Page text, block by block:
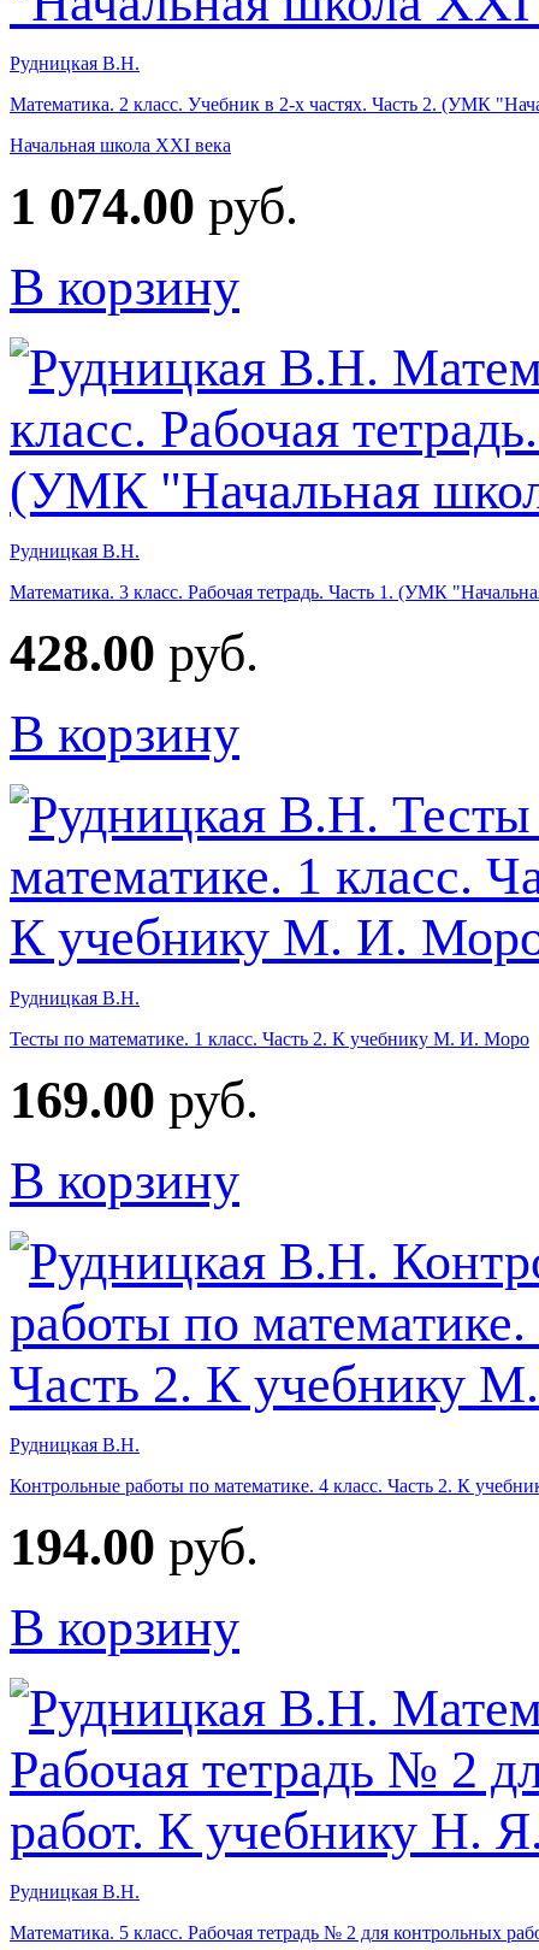
Рудницкая В.Н.
Математика. 2 класс. Учебник в 2-х частях. Часть 2. (УМК
Начальная школа XXI века
1 074.00 руб.
В корзину
Рудницкая В.Н.
Математика. 3 класс. Рабочая тетрадь. Часть 1. (УМК
428.00 руб.
В корзину
Рудницкая В.Н.
Тесты по математике. 1 класс. Часть 2. К учебнику М. И. Моро
169.00 руб.
В корзину
Рудницкая В.Н.
Контрольные работы по математике. 4 класс. Часть 2. К
194.00 руб.
В корзину
Рудницкая В.Н.
Математика. 5 класс. Рабочая тетрадь № 2 для контрольных